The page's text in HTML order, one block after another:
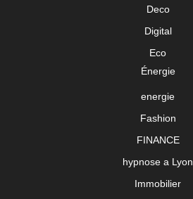
Deco
Digital
Eco
Énergie
energie
Fashion
FINANCE
hypnose a Lyon
Immobilier